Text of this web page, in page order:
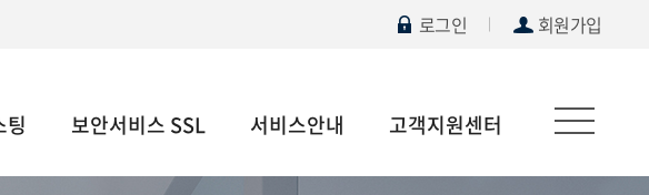
로그인 회원가입
팅 보안서비스 SSL 서비스안내 고객지원센터